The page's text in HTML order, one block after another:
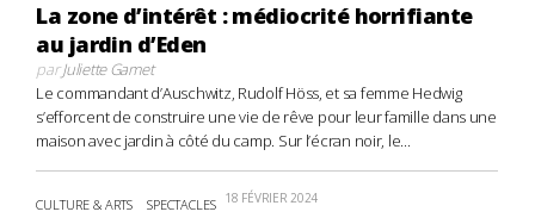
La zone d’intérêt : médiocrité horrifiante
au jardin d’Eden
parJuliette Gamet
Le commandant d’Auschwitz, Rudolf Höss, et sa femme Hedwig
s’efforcent de construire une vie de rêve pour leur famille dans une
maison avec jardin à côté du camp. Sur l’écran noir, le...
CULTURE & ARTS SPECTACLES 18 FÉVRIER 2024